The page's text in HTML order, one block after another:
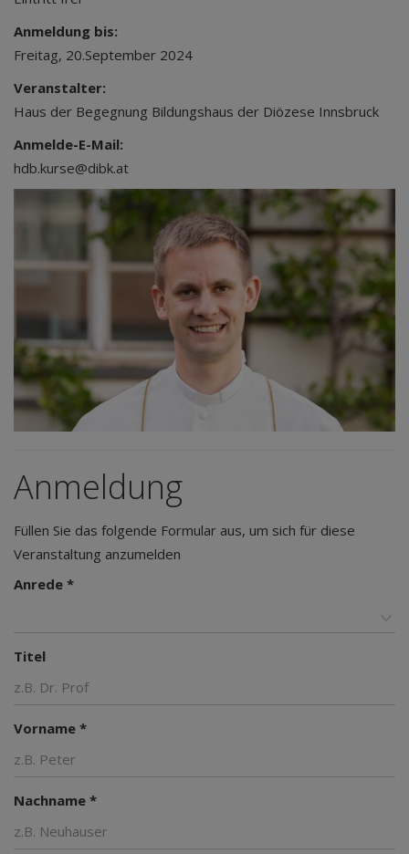
Anmeldung bis:
Freitag, 20.September 2024
Veranstalter:
Haus der Begegnung Bildungshaus der Diözese Innsbruck
Anmelde-E-Mail:
hdb.kurse@dibk.at
Anmeldung
Füllen Sie das folgende Formular aus, um sich für diese
Veranstaltung anzumelden
Anrede *
Titel
Vorname *
Nachname *